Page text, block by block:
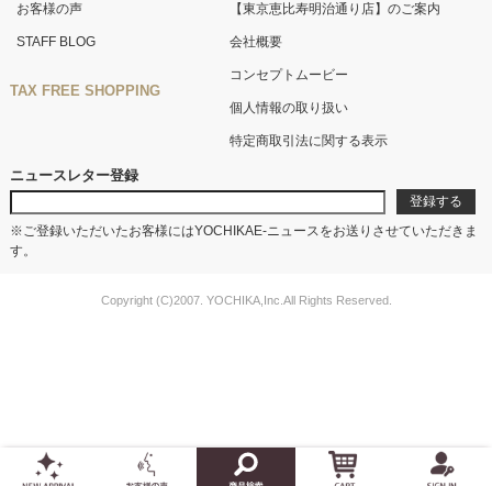
お客様の声
STAFF BLOG
TAX FREE SHOPPING
【東京恵比寿明治通り店】のご案内
会社概要
コンセプトムービー
個人情報の取り扱い
特定商取引法に関する表示
ニュースレター登録
※ご登録いただいたお客様にはYOCHIKAE-ニュースをお送りさせていただきま
す。
Copyright (C)2007. YOCHIKA,Inc.All Rights Reserved.